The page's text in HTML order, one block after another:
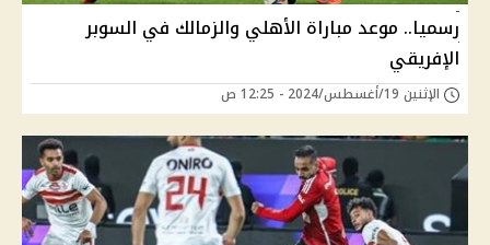
رسميا.. موعد مباراة الأهلي والزمالك في السوبر
الإفريقي
الإثنين 19/أغسطس/2024 - 12:25 ص